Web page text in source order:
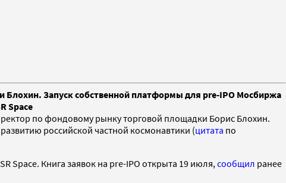
Запуск собственной платформы для pre-IPO Мосбиржа
Space
по фондовому рынку торговой площадки Борис Блохин.
российской частной космонавтики (цитата по
Книга заявок на pre-IPO открыта 19 июля, сообщил ранее